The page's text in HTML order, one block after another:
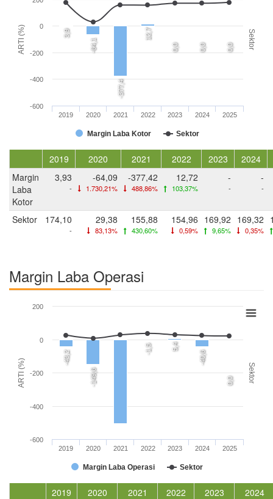
ARTI (%) Sektor
3,9
-64,1
-377,4
12,7
0,0 0,0 0,0
Margin Laba Kotor Sektor
2019 2020 2021 2022 2023 2024 2025
-600
-400
-200
0
2019 2020 2021 2022 2023
2024
Margin
Laba
Kotor
3,93
-
-64,09
1.730,21%
-377,42
488,86%
12,72
103,37%
-
-
-
-
Sektor 174,10
-
29,38
83,13%
155,88
430,60%
154,96
0,59%
169,92
9,65%
169,32
0,35%
Margin Laba Operasi
ARTI (%) Sektor
-43,2
-149,6
-1,5 5,4
-40,6
0,0
Margin Laba Operasi Sektor
2019 2020 2021 2022 2023 2024 2025
-600
-400
-200
0
200
2019 2020 2021 2022 2023
2024